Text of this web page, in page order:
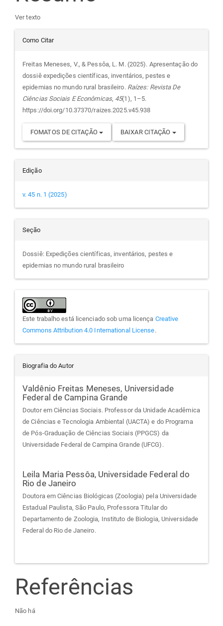
Ver texto
Detalhes
do
artigo
Como Citar
Freitas Meneses, V., & Pessôa, L. M. (2025). Apresentação do
dossiê expedições científicas, inventários, pestes e
epidemias no mundo rural brasileiro. Raízes: Revista De
Ciências Sociais E Econômicas, 45(1), 1–5.
https://doi.org/10.37370/raizes.2025.v45.938
FOMATOS DE CITAÇÃO BAIXAR CITAÇÃO
Edição
v. 45 n. 1 (2025)
Seção
Dossiê: Expedições científicas, inventários, pestes e
epidemias no mundo rural brasileiro
Este trabalho está licenciado sob uma licença Creative
Commons Attribution 4.0 International License.
Biografia do Autor
Valdênio Freitas Meneses, Universidade
Federal de Campina Grande
Doutor em Ciências Sociais. Professor da Unidade Acadêmica
de Ciências e Tecnologia Ambiental (UACTA) e do Programa
de Pós-Graduação de Ciências Sociais (PPGCS) da
Universidade Federal de Campina Grande (UFCG).
Leila Maria Pessôa, Universidade Federal do
Rio de Janeiro
Doutora em Ciências Biológicas (Zoologia) pela Universidade
Estadual Paulista, São Paulo, Professora Titular do
Departamento de Zoologia, Instituto de Biologia, Universidade
Federal do Rio de Janeiro.
Referências
Não há